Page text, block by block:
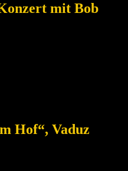
mit Bob
Hof“, Vaduz